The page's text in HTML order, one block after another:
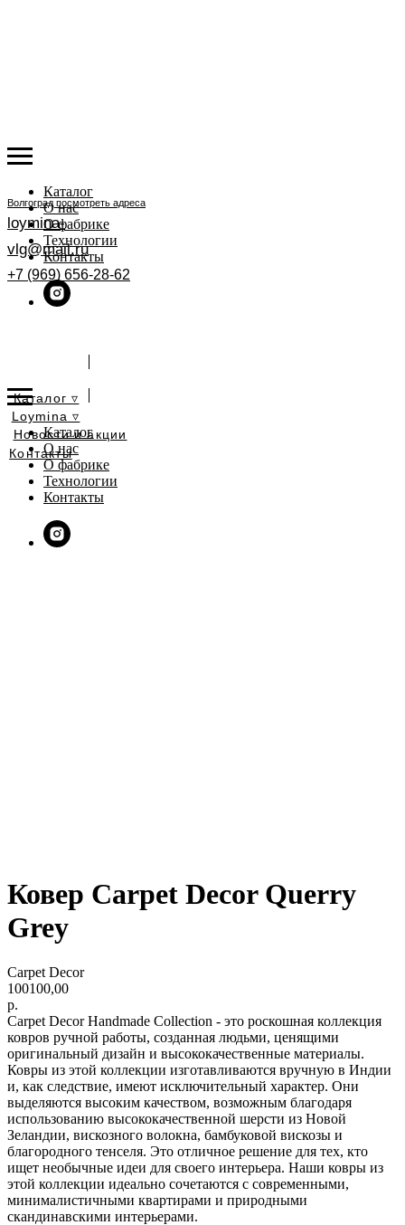
Волгоград посмотреть адреса
loymina-
vlg@mail.ru
+7 (969) 656-28-62
Каталог ▿
Loymina ▿
Новости и акции
Контакты
Каталог
О нас
О фабрике
Технологии
Контакты
Каталог
О нас
О фабрике
Технологии
Контакты
Ковер Carpet Decor Querry
Grey
Carpet Decor
100100,00
р.
Carpet Decor Handmade Collection - это роскошная коллекция
ковров ручной работы, созданная людьми, ценящими
оригинальный дизайн и высококачественные материалы.
Ковры из этой коллекции изготавливаются вручную в Индии
и, как следствие, имеют исключительный характер. Они
выделяются высоким качеством, возможным благодаря
использованию высококачественной шерсти из Новой
Зеландии, вискозного волокна, бамбуковой вискозы и
благородного тенселя. Это отличное решение для тех, кто
ищет необычные идеи для своего интерьера. Наши ковры из
этой коллекции идеально сочетаются с современными,
минималистичными квартирами и природными
скандинавскими интерьерами.